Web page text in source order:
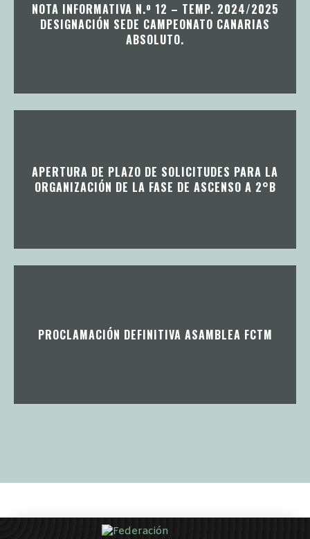
NOTA INFORMATIVA N.º 12 – TEMP. 2024/2025
DESIGNACIÓN SEDE CAMPEONATO CANARIAS
ABSOLUTO.
APERTURA DE PLAZO DE SOLICITUDES PARA LA
ORGANIZACIÓN DE LA FASE DE ASCENSO A 2°B
PROCLAMACIÓN DEFINITIVA ASAMBLEA FCTM